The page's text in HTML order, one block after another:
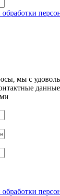
обработки
мы с
обработки